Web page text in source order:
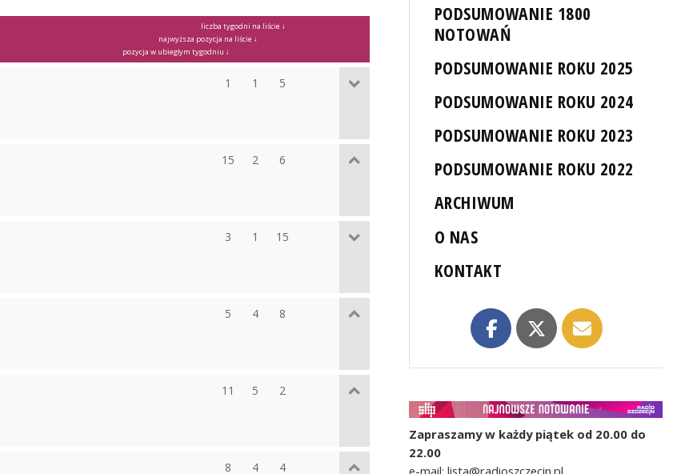
liczba tygodni na liście ↓
najwyższa pozycja na liście ↓
pozycja w ubiegłym tygodniu ↓
1 1 5
15 2 6
3 1 15
5 4 8
11 5 2
8 4 4
PODSUMOWANIE 1800
NOTOWAŃ
PODSUMOWANIE ROKU 2025
PODSUMOWANIE ROKU 2024
PODSUMOWANIE ROKU 2023
PODSUMOWANIE ROKU 2022
ARCHIWUM
O NAS
KONTAKT
Zapraszamy w każdy piątek od 20.00 do
22.00